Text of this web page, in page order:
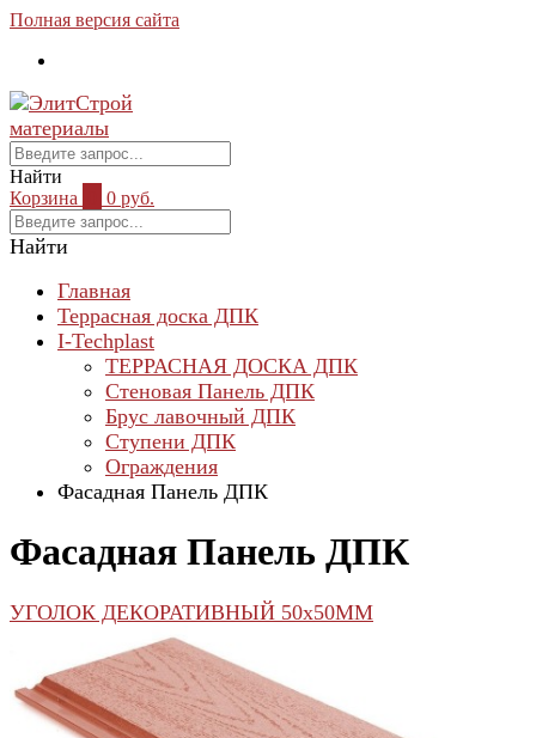
Полная версия сайта
Найти
Корзина
0 руб.
Найти
Главная
Террасная доска ДПК
I-Techplast
ТЕРРАСНАЯ ДОСКА ДПК
Cтеновая Панель ДПК
Брус лавочный ДПК
Ступени ДПК
Ограждения
Фасадная Панель ДПК
Фасадная Панель ДПК
УГОЛОК ДЕКОРАТИВНЫЙ 50x50ММ